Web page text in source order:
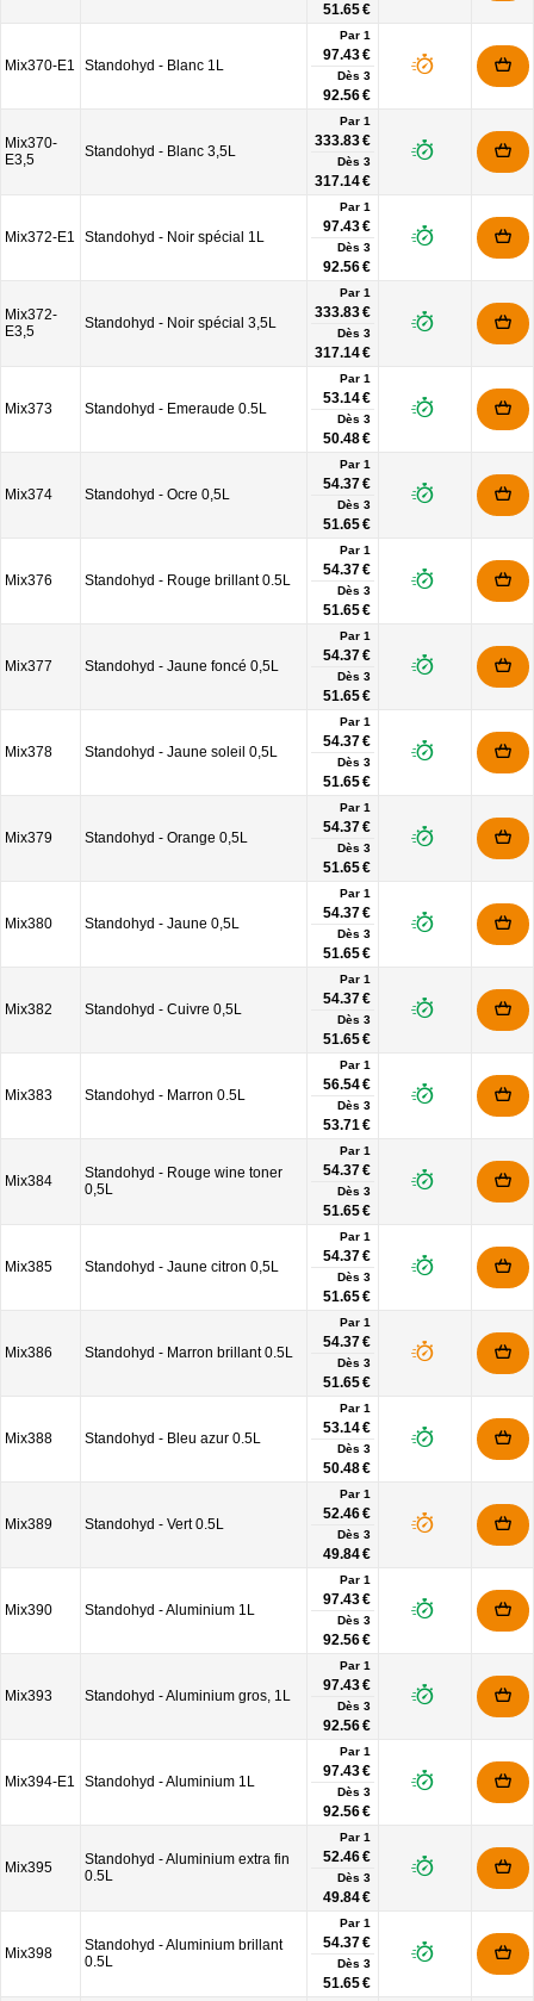
51.65 €
Mix370-E1 Standohyd - Blanc 1L
Par 1
97.43 €
Dès 3
92.56 €
Mix370-
E3,5
Standohyd - Blanc 3,5L
Par 1
333.83 €
Dès 3
317.14 €
Mix372-E1 Standohyd - Noir spécial 1L
Par 1
97.43 €
Dès 3
92.56 €
Mix372-
E3,5
Standohyd - Noir spécial 3,5L
Par 1
333.83 €
Dès 3
317.14 €
Mix373 Standohyd - Emeraude 0.5L
Par 1
53.14 €
Dès 3
50.48 €
Mix374 Standohyd - Ocre 0,5L
Par 1
54.37 €
Dès 3
51.65 €
Mix376 Standohyd - Rouge brillant 0.5L
Par 1
54.37 €
Dès 3
51.65 €
Mix377 Standohyd - Jaune foncé 0,5L
Par 1
54.37 €
Dès 3
51.65 €
Mix378 Standohyd - Jaune soleil 0,5L
Par 1
54.37 €
Dès 3
51.65 €
Mix379 Standohyd - Orange 0,5L
Par 1
54.37 €
Dès 3
51.65 €
Mix380 Standohyd - Jaune 0,5L
Par 1
54.37 €
Dès 3
51.65 €
Mix382 Standohyd - Cuivre 0,5L
Par 1
54.37 €
Dès 3
51.65 €
Mix383 Standohyd - Marron 0.5L
Par 1
56.54 €
Dès 3
53.71 €
Mix384
Standohyd - Rouge wine toner
0,5L
Par 1
54.37 €
Dès 3
51.65 €
Mix385 Standohyd - Jaune citron 0,5L
Par 1
54.37 €
Dès 3
51.65 €
Mix386 Standohyd - Marron brillant 0.5L
Par 1
54.37 €
Dès 3
51.65 €
Mix388 Standohyd - Bleu azur 0.5L
Par 1
53.14 €
Dès 3
50.48 €
Mix389 Standohyd - Vert 0.5L
Par 1
52.46 €
Dès 3
49.84 €
Mix390 Standohyd - Aluminium 1L
Par 1
97.43 €
Dès 3
92.56 €
Mix393 Standohyd - Aluminium gros, 1L
Par 1
97.43 €
Dès 3
92.56 €
Mix394-E1 Standohyd - Aluminium 1L
Par 1
97.43 €
Dès 3
92.56 €
Mix395
Standohyd - Aluminium extra fin
0.5L
Par 1
52.46 €
Dès 3
49.84 €
Mix398
Standohyd - Aluminium brillant
0.5L
Par 1
54.37 €
Dès 3
51.65 €